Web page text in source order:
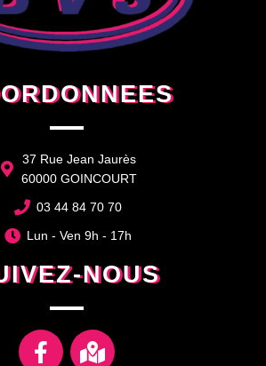
37 Rue Jean Jaurès
60000 GOINCOURT
03 44 84 70 70
Lun - Ven 9h - 17h
NOUS